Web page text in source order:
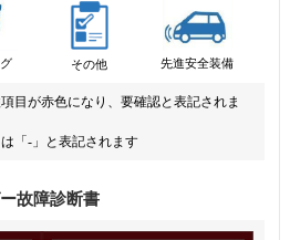
その他 先進安全装備
目が赤色になり、要確認と表記されま
「-」と表記されます
故障診断書